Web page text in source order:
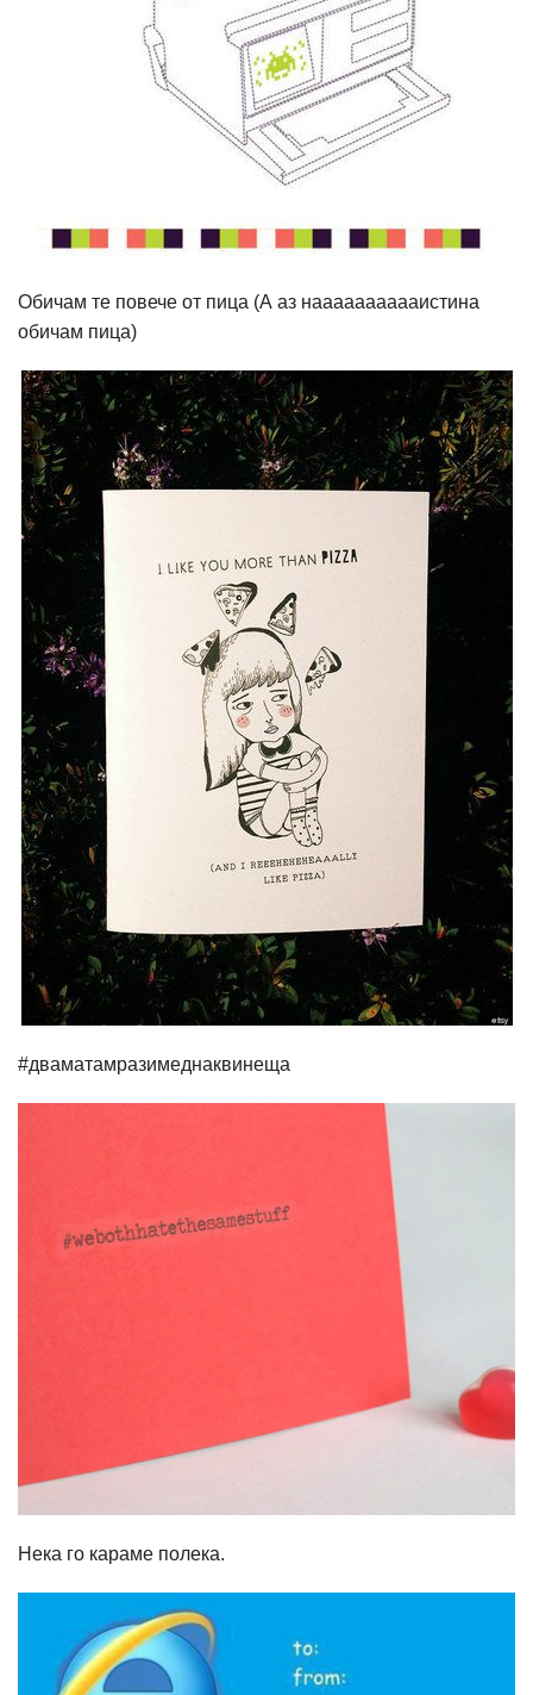
Обичам те повече от пица (А аз нааааааааааистина
обичам пица)
#дваматамразимеднаквинеща
Нека го караме полека.